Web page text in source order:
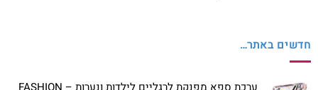
חדשים באתר…
ערכת ספא מפנקת לרגליים לילדות ונערות – FASHION